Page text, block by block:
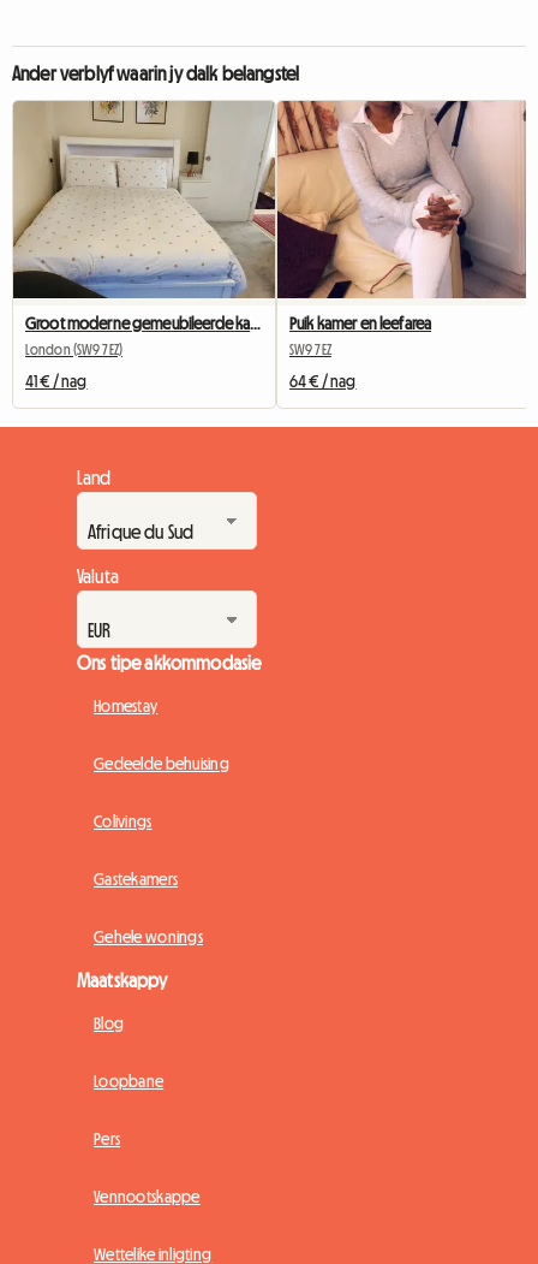
Ander verblyf waarin jy dalk belangstel
London (SW9 7EZ)
41 € / nag
Puik kamer en leefarea
SW9 7EZ
64 € / nag
Land
Valuta
Ons tipe akkommodasie
Homestay
Gedeelde behuising
Colivings
Gastekamers
Gehele wonings
Maatskappy
Blog
Loopbane
Pers
Vennootskappe
Wettelike inligting